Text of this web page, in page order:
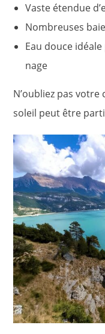
Vaste étendue
Nombreuses
Eau douce
nage
N’oubliez pas
soleil peut être